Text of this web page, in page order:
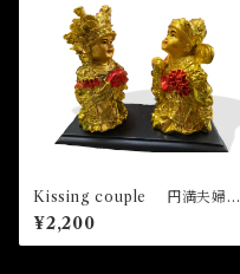
Kissing couple 円満夫婦
(ミニ)
¥2,200